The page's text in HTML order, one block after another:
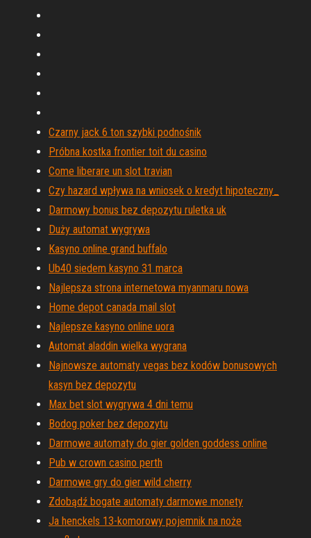
Czarny jack 6 ton szybki podnośnik
Próbna kostka frontier toit du casino
Come liberare un slot travian
Czy hazard wpływa na wniosek o kredyt hipoteczny_
Darmowy bonus bez depozytu ruletka uk
Duży automat wygrywa
Kasyno online grand buffalo
Ub40 siedem kasyno 31 marca
Najlepsza strona internetowa myanmaru nowa
Home depot canada mail slot
Najlepsze kasyno online uora
Automat aladdin wielka wygrana
Najnowsze automaty vegas bez kodów bonusowych
kasyn bez depozytu
Max bet slot wygrywa 4 dni temu
Bodog poker bez depozytu
Darmowe automaty do gier golden goddess online
Pub w crown casino perth
Darmowe gry do gier wild cherry
Zdobądź bogate automaty darmowe monety
Ja henckels 13-komorowy pojemnik na noże